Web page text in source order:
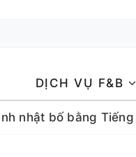
DỊCH VỤ F&B
nhật bố bằng